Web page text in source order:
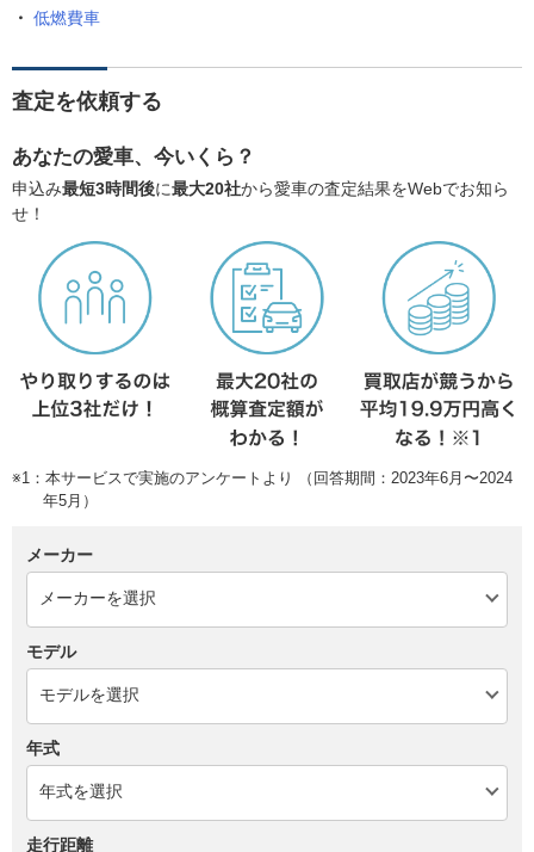
低燃費車
査定を依頼する
あなたの愛車、今いくら？
申込み最短3時間後に最大20社から愛車の査定結果をWebでお知ら
せ！
※1：本サービスで実施のアンケートより （回答期間：2023年6月〜2024
年5月）
メーカー
モデル
年式
走行距離